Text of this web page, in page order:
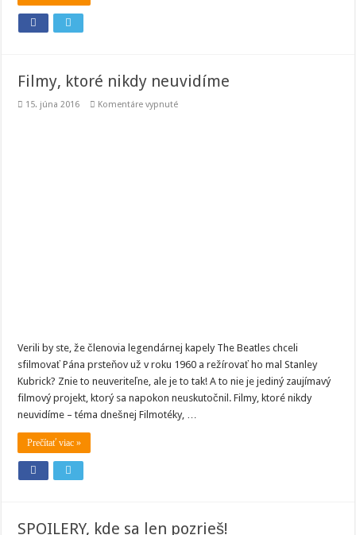
Filmy, ktoré nikdy neuvidíme
15. júna 2016 Komentáre vypnuténa
Verili by ste, že členovia legendárnej kapely The Beatles chceli
sfilmovať Pána prsteňov už v roku 1960 a režírovať ho mal Stanley
Kubrick? Znie to neuveriteľne, ale je to tak! A to nie je jediný zaujímavý
filmový projekt, ktorý sa napokon neuskutočnil. Filmy, ktoré nikdy
neuvidíme – téma dnešnej Filmotéky, …
Prečítať viac »
SPOILERY, kde sa len pozrieš!